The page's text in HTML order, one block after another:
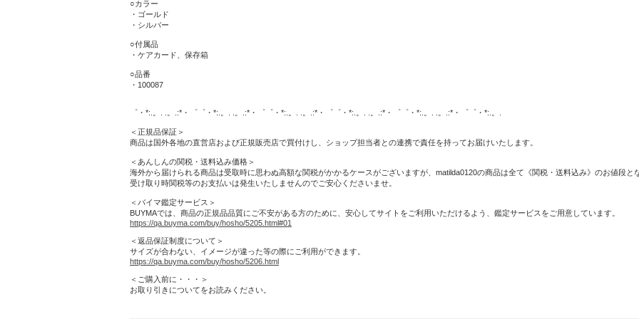
○カラー
・ゴールド
・シルバー
○付属品
・ケアカード、保存箱
○品番
・100087
゜・*:.。. .。.:*・゜゜・*:.。. .。.:*・゜゜・*:.。. .。.:*・゜゜・*:.。. .。.:*・゜゜・*:.。. .。.:*・゜゜・*:.。.
＜正規品保証＞
商品は国外各地の直営店および正規販売店で買付けし、ショップ担当者との連携で責任を持ってお届けいたします。
＜あんしんの関税・送料込み価格＞
海外から届けられる商品は受取時に思わぬ高額な関税がかかるケースがございますが、matilda0120の商品は全て《関税・送料込み》のお値段と
受け取り時関税等のお支払いは発生いたしませんのでご安心くださいませ。
＜バイマ鑑定サービス＞
BUYMAでは、商品の正規品品質にご不安がある方のために、安心してサイトをご利用いただけるよう、鑑定サービスをご用意しています。
https://qa.buyma.com/buy/hosho/5205.html#01
＜返品保証制度について＞
サイズが合わない、イメージが違った等の際にご利用ができます。
https://qa.buyma.com/buy/hosho/5206.html
＜ご購入前に・・・＞
お取り引きについてをお読みください。